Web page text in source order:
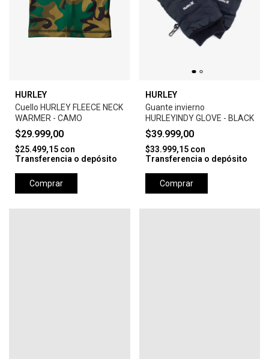
HURLEY
Cuello HURLEY FLEECE NECK
WARMER - CAMO
$29.999,00
$25.499,15 con
Transferencia o depósito
Comprar
HURLEY
Guante invierno
HURLEYINDY GLOVE - BLACK
$39.999,00
$33.999,15 con
Transferencia o depósito
Comprar